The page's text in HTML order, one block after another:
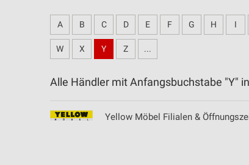
A B C D E F G H I
W X Y Z ...
Alle Händler mit Anfangsbuchstabe "Y"
Yellow Möbel Filialen &